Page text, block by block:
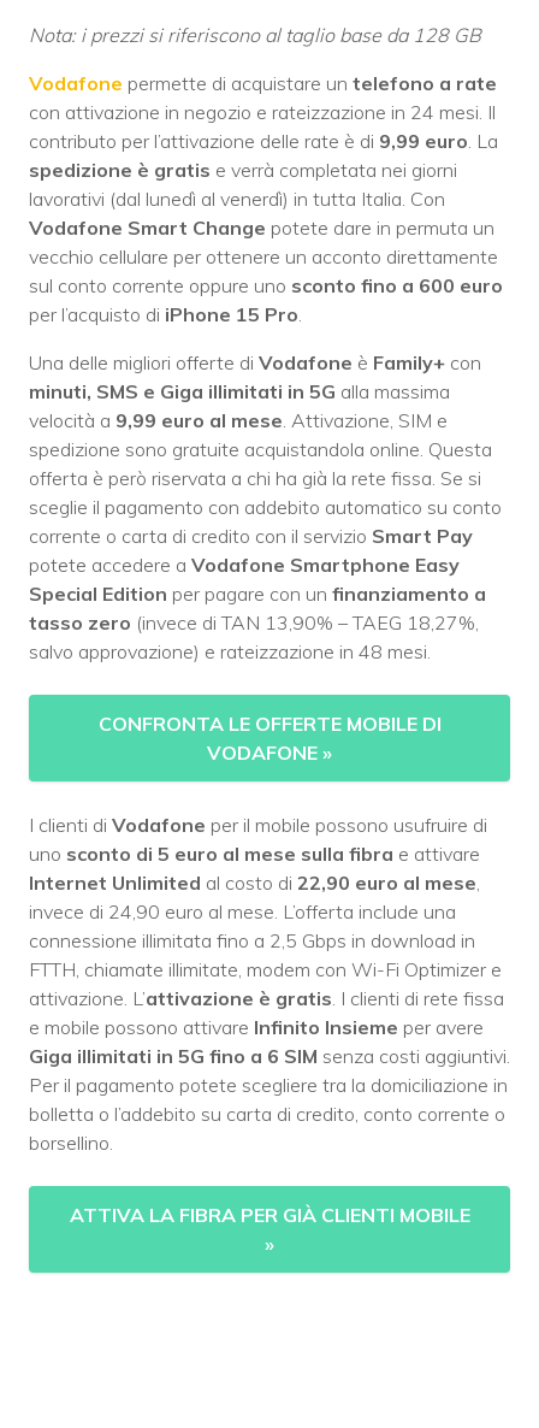
Nota: i prezzi si riferiscono al taglio base da 128 GB
Vodafone permette di acquistare un telefono a rate
con attivazione in negozio e rateizzazione in 24 mesi. Il
contributo per l’attivazione delle rate è di 9,99 euro. La
spedizione è gratis e verrà completata nei giorni
lavorativi (dal lunedì al venerdì) in tutta Italia. Con
Vodafone Smart Change potete dare in permuta un
vecchio cellulare per ottenere un acconto direttamente
sul conto corrente oppure uno sconto fino a 600 euro
per l’acquisto di iPhone 15 Pro.
Una delle migliori offerte di Vodafone è Family+ con
minuti, SMS e Giga illimitati in 5G alla massima
velocità a 9,99 euro al mese. Attivazione, SIM e
spedizione sono gratuite acquistandola online. Questa
offerta è però riservata a chi ha già la rete fissa. Se si
sceglie il pagamento con addebito automatico su conto
corrente o carta di credito con il servizio Smart Pay
potete accedere a Vodafone Smartphone Easy
Special Edition per pagare con un finanziamento a
tasso zero (invece di TAN 13,90% – TAEG 18,27%,
salvo approvazione) e rateizzazione in 48 mesi.
CONFRONTA LE OFFERTE MOBILE DI
VODAFONE »
I clienti di Vodafone per il mobile possono usufruire di
uno sconto di 5 euro al mese sulla fibra e attivare
Internet Unlimited al costo di 22,90 euro al mese,
invece di 24,90 euro al mese. L’offerta include una
connessione illimitata fino a 2,5 Gbps in download in
FTTH, chiamate illimitate, modem con Wi-Fi Optimizer e
attivazione. L’attivazione è gratis. I clienti di rete fissa
e mobile possono attivare Infinito Insieme per avere
Giga illimitati in 5G fino a 6 SIM senza costi aggiuntivi.
Per il pagamento potete scegliere tra la domiciliazione in
bolletta o l’addebito su carta di credito, conto corrente o
borsellino.
ATTIVA LA FIBRA PER GIÀ CLIENTI MOBILE
»